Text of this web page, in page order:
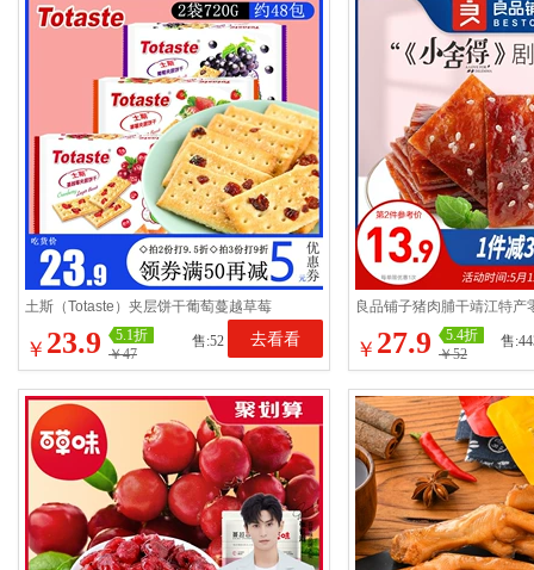
土斯（Totaste）夹层饼干葡萄蔓越草莓
360g*2袋 休闲食品零食小吃
￥ 23.9
5.1折
￥47
售:52 去看看
良品铺子猪肉脯干靖江特产
食小吃休闲食品200g
￥ 27.9
5.4折
￥52
售